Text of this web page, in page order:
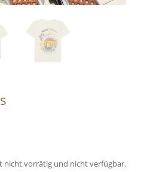
nicht vorrätig und nicht verfügbar.